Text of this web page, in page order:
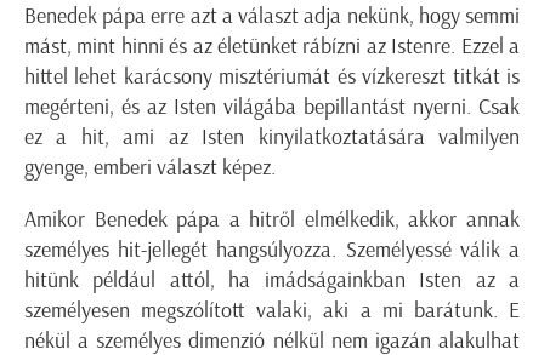
Benedek pápa erre azt a választ adja nekünk, hogy semmi
mást, mint hinni és az életünket rábízni az Istenre. Ezzel a
hittel lehet karácsony misztériumát és vízkereszt titkát is
megérteni, és az Isten világába bepillantást nyerni. Csak
ez a hit, ami az Isten kinyilatkoztatására valmilyen
gyenge, emberi választ képez.
Amikor Benedek pápa a hitről elmélkedik, akkor annak
személyes hit-jellegét hangsúlyozza. Személyessé válik a
hitünk például attól, ha imádságainkban Isten az a
személyesen megszólított valaki, aki a mi barátunk. E
nékül a személyes dimenzió nélkül nem igazán alakulhat